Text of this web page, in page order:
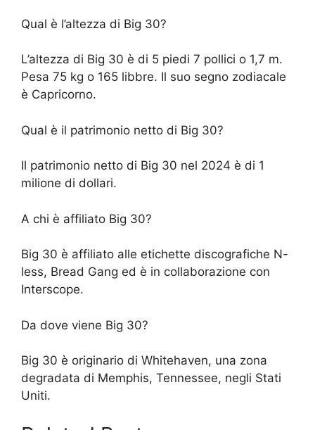
Qual è l’altezza di Big 30?
L’altezza di Big 30 è di 5 piedi 7 pollici o 1,7 m.
Pesa 75 kg o 165 libbre. Il suo segno zodiacale
è Capricorno.
Qual è il patrimonio netto di Big 30?
Il patrimonio netto di Big 30 nel 2024 è di 1
milione di dollari.
A chi è affiliato Big 30?
Big 30 è affiliato alle etichette discografiche N-
less, Bread Gang ed è in collaborazione con
Interscope.
Da dove viene Big 30?
Big 30 è originario di Whitehaven, una zona
degradata di Memphis, Tennessee, negli Stati
Uniti.